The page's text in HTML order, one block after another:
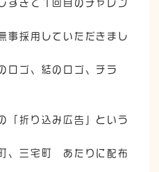
すぎて１回目のチャレン
事採用していただきまし
ロゴ、結のロゴ、チラ
「折り込み広告」という
、三宅町 あたりに配布